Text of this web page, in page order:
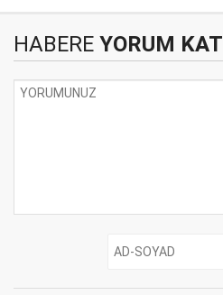
HABERE YORUM KAT